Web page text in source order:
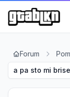
Forum
a pa sto mi